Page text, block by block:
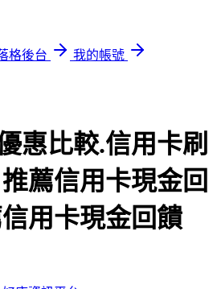
格後台
我的帳號
惠比較.信用卡刷
薦信用卡現金回
用卡現金回饋